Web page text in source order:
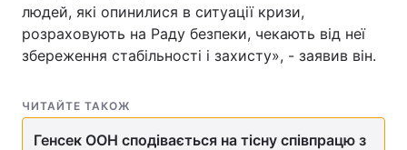
людей, які опинилися в ситуації кризи,
розраховують на Раду безпеки, чекають від неї
збереження стабільності і захисту», - заявив він.
ЧИТАЙТЕ ТАКОЖ
Генсек ООН сподівається на тісну співпрацю з